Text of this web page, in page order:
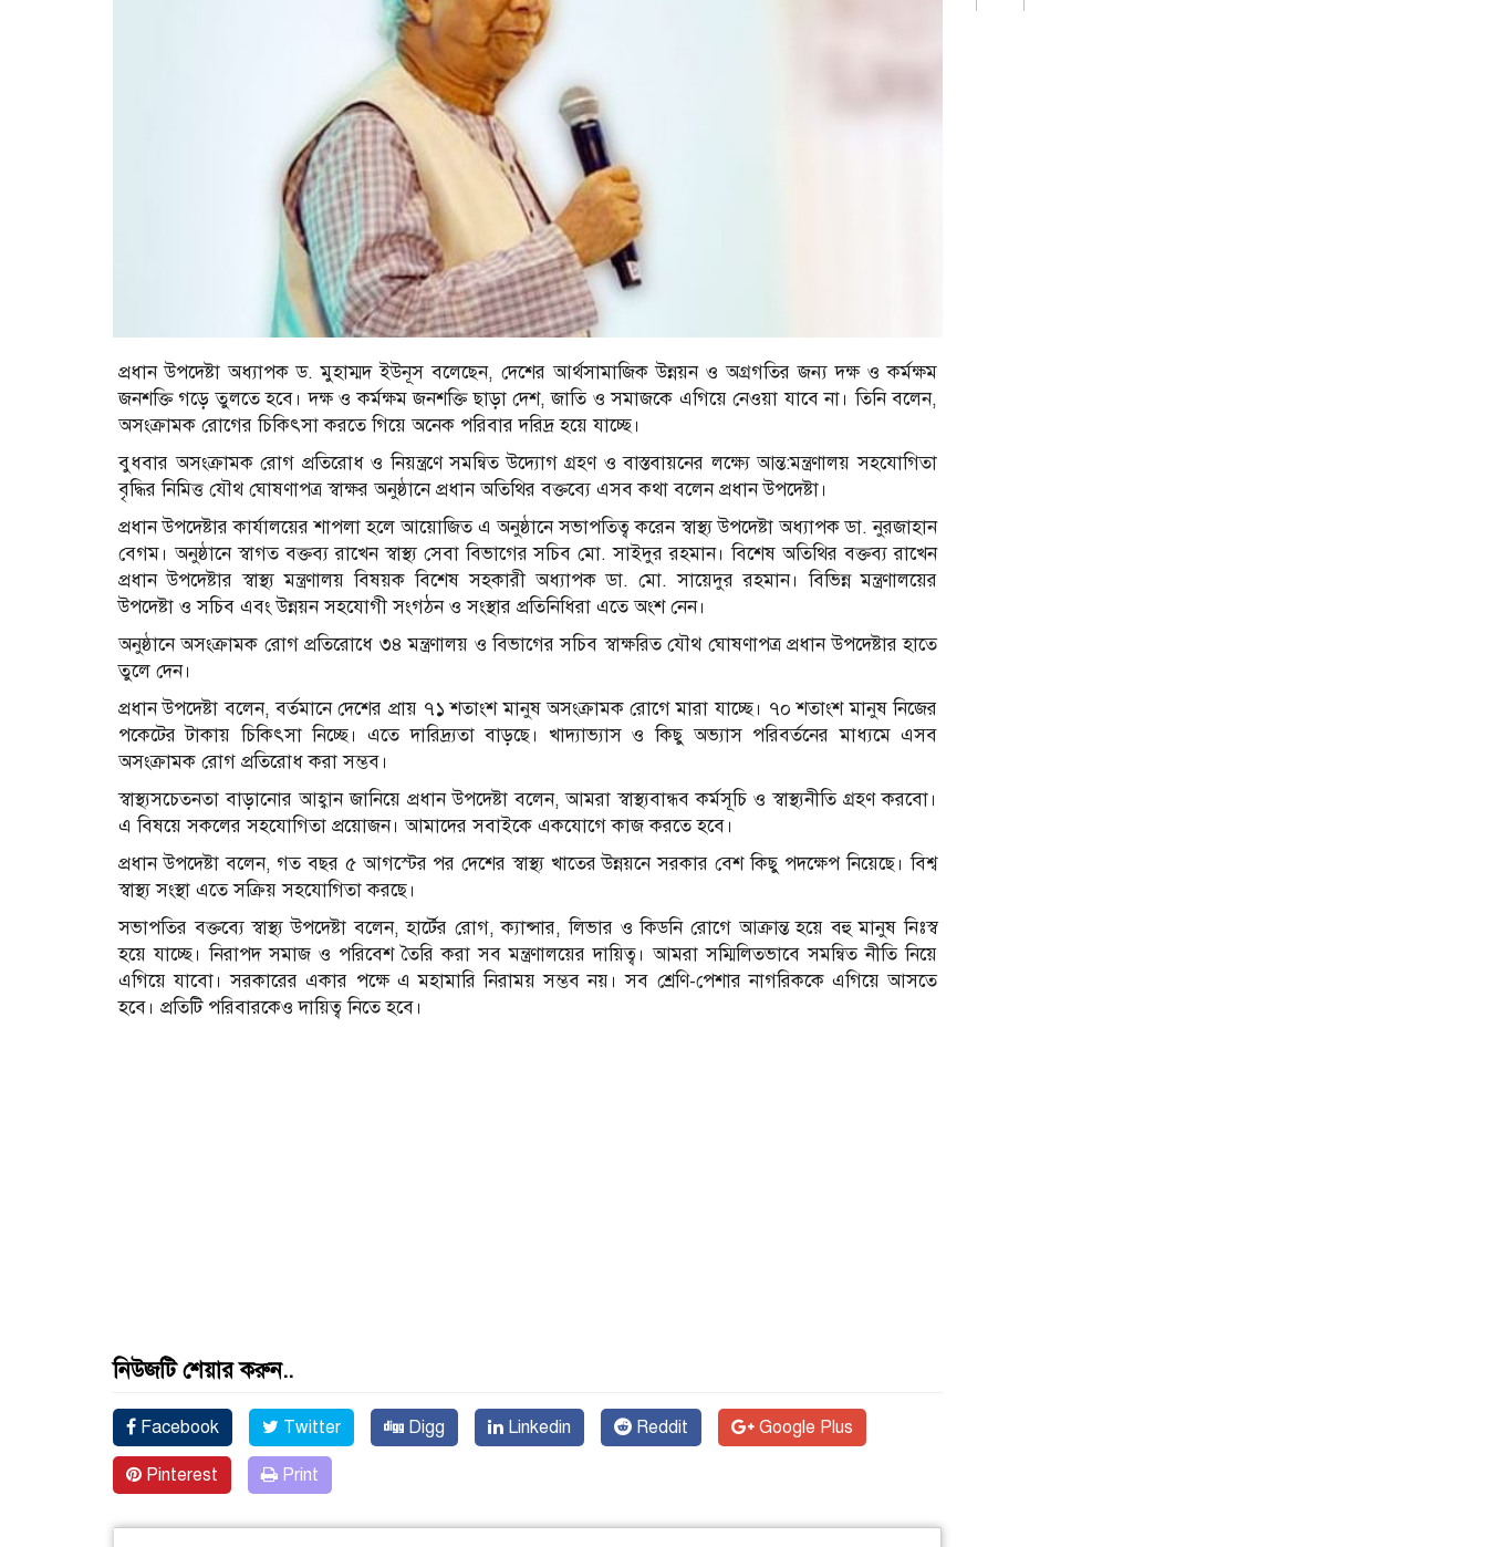
প্রধান উপদেষ্টা অধ্যাপক ড. মুহাম্মদ ইউনূস বলেছেন, দেশের আর্থসামাজিক উন্নয়ন ও অগ্রগতির জন্য দক্ষ ও কর্মক্ষম
জনশক্তি গড়ে তুলতে হবে। দক্ষ ও কর্মক্ষম জনশক্তি ছাড়া দেশ, জাতি ও সমাজকে এগিয়ে নেওয়া যাবে না। তিনি বলেন,
অসংক্রামক রোগের চিকিৎসা করতে গিয়ে অনেক পরিবার দরিদ্র হয়ে যাচ্ছে।
বুধবার অসংক্রামক রোগ প্রতিরোধ ও নিয়ন্ত্রণে সমন্বিত উদ্যোগ গ্রহণ ও বাস্তবায়নের লক্ষ্যে আন্ত:মন্ত্রণালয় সহযোগিতা
বৃদ্ধির নিমিত্ত যৌথ ঘোষণাপত্র স্বাক্ষর অনুষ্ঠানে প্রধান অতিথির বক্তব্যে এসব কথা বলেন প্রধান উপদেষ্টা।
প্রধান উপদেষ্টার কার্যালয়ের শাপলা হলে আয়োজিত এ অনুষ্ঠানে সভাপতিত্ব করেন স্বাস্থ্য উপদেষ্টা অধ্যাপক ডা. নুরজাহান
বেগম। অনুষ্ঠানে স্বাগত বক্তব্য রাখেন স্বাস্থ্য সেবা বিভাগের সচিব মো. সাইদুর রহমান। বিশেষ অতিথির বক্তব্য রাখেন
প্রধান উপদেষ্টার স্বাস্থ্য মন্ত্রণালয় বিষয়ক বিশেষ সহকারী অধ্যাপক ডা. মো. সায়েদুর রহমান। বিভিন্ন মন্ত্রণালয়ের
উপদেষ্টা ও সচিব এবং উন্নয়ন সহযোগী সংগঠন ও সংস্থার প্রতিনিধিরা এতে অংশ নেন।
অনুষ্ঠানে অসংক্রামক রোগ প্রতিরোধে ৩৪ মন্ত্রণালয় ও বিভাগের সচিব স্বাক্ষরিত যৌথ ঘোষণাপত্র প্রধান উপদেষ্টার হাতে
তুলে দেন।
প্রধান উপদেষ্টা বলেন, বর্তমানে দেশের প্রায় ৭১ শতাংশ মানুষ অসংক্রামক রোগে মারা যাচ্ছে। ৭০ শতাংশ মানুষ নিজের
পকেটের টাকায় চিকিৎসা নিচ্ছে। এতে দারিদ্র্যতা বাড়ছে। খাদ্যাভ্যাস ও কিছু অভ্যাস পরিবর্তনের মাধ্যমে এসব
অসংক্রামক রোগ প্রতিরোধ করা সম্ভব।
স্বাস্থ্যসচেতনতা বাড়ানোর আহ্বান জানিয়ে প্রধান উপদেষ্টা বলেন, আমরা স্বাস্থ্যবান্ধব কর্মসূচি ও স্বাস্থ্যনীতি গ্রহণ করবো।
এ বিষয়ে সকলের সহযোগিতা প্রয়োজন। আমাদের সবাইকে একযোগে কাজ করতে হবে।
প্রধান উপদেষ্টা বলেন, গত বছর ৫ আগস্টের পর দেশের স্বাস্থ্য খাতের উন্নয়নে সরকার বেশ কিছু পদক্ষেপ নিয়েছে। বিশ্ব
স্বাস্থ্য সংস্থা এতে সক্রিয় সহযোগিতা করছে।
সভাপতির বক্তব্যে স্বাস্থ্য উপদেষ্টা বলেন, হার্টের রোগ, ক্যান্সার, লিভার ও কিডনি রোগে আক্রান্ত হয়ে বহু মানুষ নিঃস্ব
হয়ে যাচ্ছে। নিরাপদ সমাজ ও পরিবেশ তৈরি করা সব মন্ত্রণালয়ের দায়িত্ব। আমরা সম্মিলিতভাবে সমন্বিত নীতি নিয়ে
এগিয়ে যাবো। সরকারের একার পক্ষে এ মহামারি নিরাময় সম্ভব নয়। সব শ্রেণি-পেশার নাগরিককে এগিয়ে আসতে
হবে। প্রতিটি পরিবারকেও দায়িত্ব নিতে হবে।
নিউজটি শেয়ার করুন..
Facebook Twitter Digg Linkedin Reddit Google Plus
Pinterest Print